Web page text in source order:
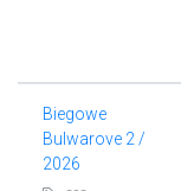
Biegowe
Bulwarove 2 /
2026